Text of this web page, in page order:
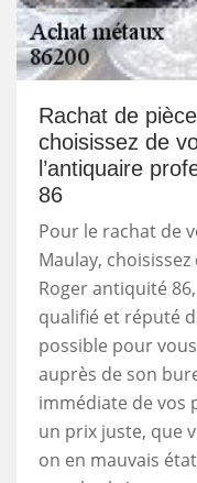
Rachat de
choisissez de
l’antiquaire
86
Pour le rachat de
Maulay,
Roger antiquité
qualifié et réputé
possible pour
auprès de son
immédiate de vos
un prix juste, que
on en mauvais